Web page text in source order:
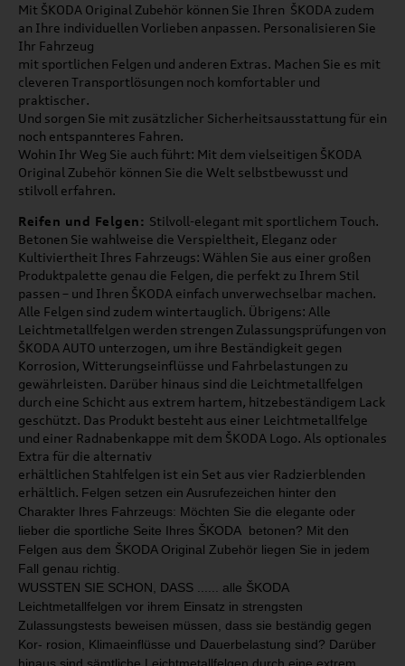
Mit ŠKODA Original Zubehör können Sie Ihren ŠKODA zudem
an Ihre individuellen Vorlieben anpassen. Personalisieren Sie
Ihr Fahrzeug
mit sportlichen Felgen und anderen Extras. Machen Sie es mit
cleveren Transportlösungen noch komfortabler und
praktischer.
Und sorgen Sie mit zusätzlicher Sicherheitsausstattung für ein
noch entspannteres Fahren.
Wohin Ihr Weg Sie auch führt: Mit dem vielseitigen ŠKODA
Original Zubehör können Sie die Welt selbstbewusst und
stilvoll erfahren.
Reifen und Felgen: Stilvoll-elegant mit sportlichem Touch.
Betonen Sie wahlweise die Verspieltheit, Eleganz oder
Kultiviertheit Ihres Fahrzeugs: Wählen Sie aus einer großen
Produktpalette genau die Felgen, die perfekt zu Ihrem Stil
passen – und Ihren ŠKODA einfach unverwechselbar machen.
Alle Felgen sind zudem wintertauglich. Übrigens: Alle
Leichtmetallfelgen werden strengen Zulassungsprüfungen von
ŠKODA AUTO unterzogen, um ihre Beständigkeit gegen
Korrosion, Witterungseinflüsse und Fahrbelastungen zu
gewährleisten. Darüber hinaus sind die Leichtmetallfelgen
durch eine Schicht aus extrem hartem, hitzebeständigem Lack
geschützt. Das Produkt besteht aus einer Leichtmetallfelge
und einer Radnabenkappe mit dem ŠKODA Logo. Als optionales
Extra für die alternativ
erhältlichen Stahlfelgen ist ein Set aus vier Radzierblenden
erhältlich. Felgen setzen ein Ausrufezeichen hinter den
Charakter Ihres Fahrzeugs: Möchten Sie die elegante oder
lieber die sportliche Seite Ihres ŠKODA betonen? Mit den
Felgen aus dem ŠKODA Original Zubehör liegen Sie in jedem
Fall genau richtig.
WUSSTEN SIE SCHON, DASS ...
... alle ŠKODA
Leichtmetallfelgen vor ihrem Einsatz in strengsten
Zulassungstests beweisen müssen, dass sie beständig gegen
Kor- rosion, Klimaeinflüsse und Dauer­belastung sind? Darüber
hinaus sind sämtliche Leichtmetallfelgen durch eine extrem